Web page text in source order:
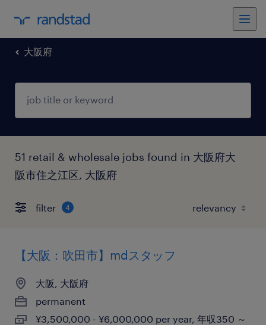
大阪府
51 retail & wholesale jobs found in 大阪府大
阪市住之江区, 大阪府
filter 4
【大阪：吹田市】mdスタッフ
大阪, 大阪府
permanent
¥3,500,000 - ¥6,000,000 per year, 年収350 ～